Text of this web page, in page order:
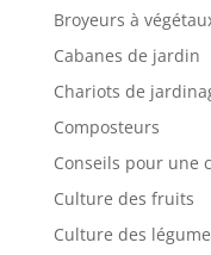
Broyeurs à
Cabanes de jardin
Chariots de
Composteurs
Conseils pour une
Culture des fruits
Culture des